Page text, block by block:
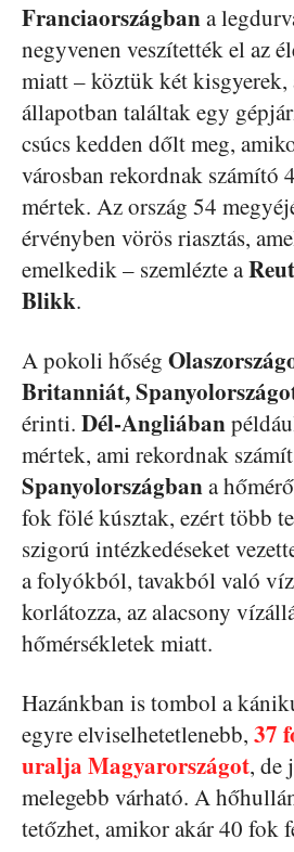
Franciaországbana
negyvenen veszítették el az
miatt – köztük két kisgyerek,
állapotban találtak egy
csúcs kedden dőlt meg,
városban rekordnak számító
mértek. Az ország 54
érvényben vörös riasztás,
emelkedik – szemlézte a
Blikk.
A pokoli hőség
Britanniát,
érinti. Dél-Angliában
mértek, ami rekordnak
Spanyolországbana
fok fölé kúsztak, ezért több
szigorú intézkedéseket
a folyókból, tavakból való
korlátozza, az alacsony
hőmérsékletek miatt.
Hazánkban is tombol a
egyre elviselhetetlenebb, 37
uralja Magyarországot, de
melegebb várható. A
tetőzhet, amikor akár 40 fok